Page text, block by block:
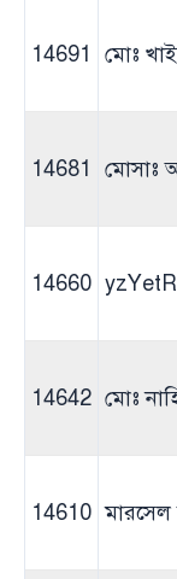
14691 মোঃ
14681 মোসাঃ
14660
14642 মোঃ
14610 মারসেল